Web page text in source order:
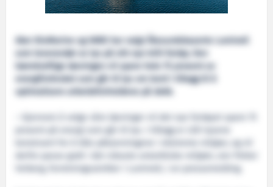
Aker BioMarine og VARD har valgt Ålesundsbaserte Luminell
som leverandør av lys på sitt nye krill-fartøy. Den
bærekraftige løsningen vil spare hele 75 prosent av
energiforbruket som går til lys om bord i tillegg til å
optimalisere arbeidsforholdene på dekk.
– Gjennom å velge våre løsninger vil det nye fartøyet spare 75
prosent på energi som går til lys. I tillegg er LED-lysene
konstruert for å tåle påkjenningene i ekstreme miljøer, og vil
derfor passe godt i det robuste antarktiske miljøet, sier Petter
Veiberg, forretningsutvikler i Luminell, i en pressemelding.